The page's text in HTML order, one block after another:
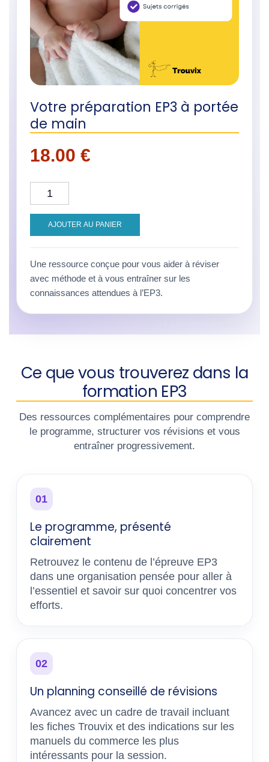
Votre préparation EP3 à portée
de main
18.00 €
quantité de Formation EP3 CAP AEPE -
AJOUTER AU PANIER
Une ressource conçue pour vous aider à réviser
avec méthode et à vous entraîner sur les
connaissances attendues à l’EP3.
Ce que vous trouverez dans la
formation EP3
Des ressources complémentaires pour comprendre
le programme, structurer vos révisions et vous
entraîner progressivement.
01
Le programme, présenté
clairement
Retrouvez le contenu de l’épreuve EP3
dans une organisation pensée pour aller à
l’essentiel et savoir sur quoi concentrer vos
efforts.
02
Un planning conseillé de révisions
Avancez avec un cadre de travail incluant
les fiches Trouvix et des indications sur les
manuels du commerce les plus
intéressants pour la session.